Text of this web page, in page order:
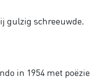
gulzig schreeuwde.
in 1954 met poëzie